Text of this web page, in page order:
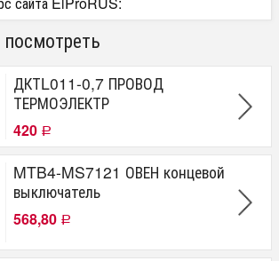
ДКТL011-0,7 ПРОВОД
ТЕРМОЭЛЕКТР
420 Р
MTB4-MS7121 ОВЕН концевой
выключатель
568,80 Р